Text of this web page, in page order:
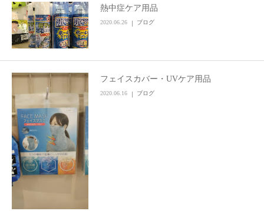
熱中症ケア用品
2020.06.26 ブログ
フェイスカバー・UVケア用品
2020.06.16 ブログ